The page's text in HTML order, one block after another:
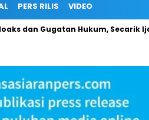
PERS RILIS VIDEO
Gugatan Hukum, Secarik Ijazah